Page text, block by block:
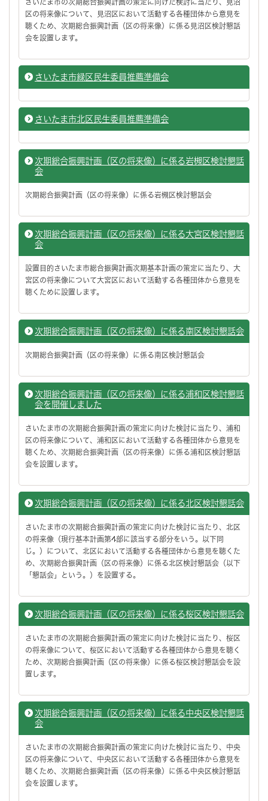
さいたま市の次期総合振興計画の策定に向けた検討に当たり、見沼
区の将来像について、見沼区において活動する各種団体から意見を
聴くため、次期総合振興計画（区の将来像）に係る見沼区検討懇話
会を設置します。
さいたま市緑区民生委員推薦準備会
さいたま市北区民生委員推薦準備会
次期総合振興計画（区の将来像）に係る岩槻区検討懇話
会
次期総合振興計画（区の将来像）に係る岩槻区検討懇話会
次期総合振興計画（区の将来像）に係る大宮区検討懇話
会
設置目的さいたま市総合振興計画次期基本計画の策定に当たり、大
宮区の将来像について大宮区において活動する各種団体から意見を
聴くために設置します。
次期総合振興計画（区の将来像）に係る南区検討懇話会
次期総合振興計画（区の将来像）に係る南区検討懇話会
次期総合振興計画（区の将来像）に係る浦和区検討懇話
会を開催しました
さいたま市の次期総合振興計画の策定に向けた検討に当たり、浦和
区の将来像について、浦和区において活動する各種団体から意見を
聴くため、次期総合振興計画（区の将来像）に係る浦和区検討懇話
会を設置します。
次期総合振興計画（区の将来像）に係る北区検討懇話会
さいたま市の次期総合振興計画の策定に向けた検討に当たり、北区
の将来像（現行基本計画第4部に該当する部分をいう。以下同
じ。）について、北区において活動する各種団体から意見を聴くた
め、次期総合振興計画（区の将来像）に係る北区検討懇話会（以下
「懇話会」という。）を設置する。
次期総合振興計画（区の将来像）に係る桜区検討懇話会
さいたま市の次期総合振興計画の策定に向けた検討に当たり、桜区
の将来像について、桜区において活動する各種団体から意見を聴く
ため、次期総合振興計画（区の将来像）に係る桜区検討懇話会を設
置します。
次期総合振興計画（区の将来像）に係る中央区検討懇話
会
さいたま市の次期総合振興計画の策定に向けた検討に当たり、中央
区の将来像について、中央区において活動する各種団体から意見を
聴くため、次期総合振興計画（区の将来像）に係る中央区検討懇話
会を設置します。